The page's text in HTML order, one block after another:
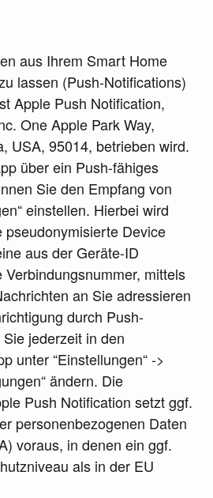
aus Ihrem Smart Home
lassen (Push-Notifications)
Apple Push Notification,
One Apple Park Way,
USA, 95014, betrieben wird.
über ein Push-fähiges
Sie den Empfang von
einstellen. Hierbei wird
pseudonymisierte Device
aus der Geräte-ID
mittels
an Sie adressieren
durch Push-
jederzeit in den
unter “Einstellungen“ ->
ändern. Die
Push Notification setzt ggf.
personenbezogenen Daten
voraus, in denen ein ggf.
als in der EU